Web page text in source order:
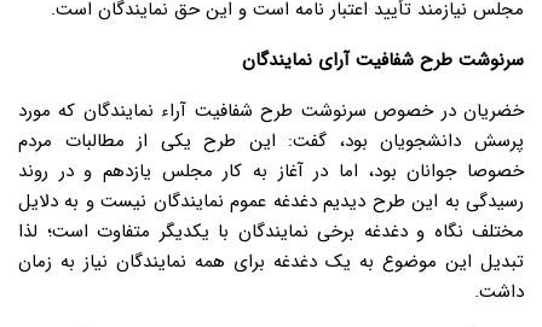
مجلس نیازمند تأیید اعتبار نامه است و این حق نمایندگان است.
سرنوشت طرح شفافیت آرای نمایندگان
خضریان در خصوص سرنوشت طرح شفافیت آراء نمایندگان که مورد
پرسش دانشجویان بود، گفت: این طرح یکی از مطالبات مردم
خصوصا جوانان بود، اما در آغاز به کار مجلس یازدهم و در روند
رسیدگی به این طرح دیدیم دغدغه عموم نمایندگان نیست و به دلایل
مختلف نگاه و دغدغه برخی نمایندگان با یکدیگر متفاوت است؛ لذا
تبدیل این موضوع به یک دغدغه برای همه نمایندگان نیاز به زمان
داشت.